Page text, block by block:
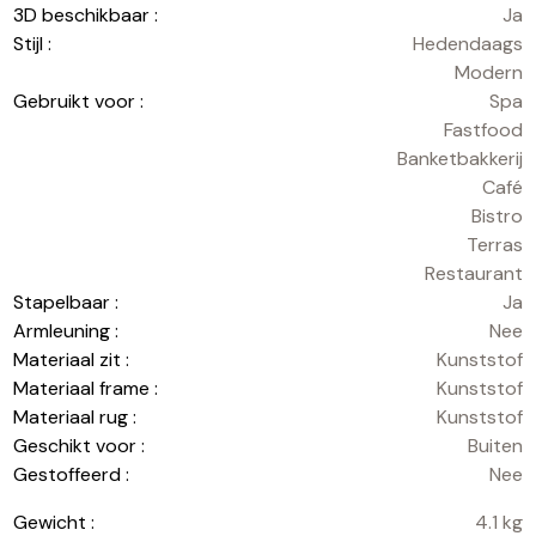
3D beschikbaar :
Ja
Stijl :
Hedendaags
Modern
Gebruikt voor :
Spa
Fastfood
Banketbakkerij
Café
Bistro
Terras
Restaurant
Stapelbaar :
Ja
Armleuning :
Nee
Materiaal zit :
Kunststof
Materiaal frame :
Kunststof
Materiaal rug :
Kunststof
Geschikt voor :
Buiten
Gestoffeerd :
Nee
Gewicht :
4.1 kg